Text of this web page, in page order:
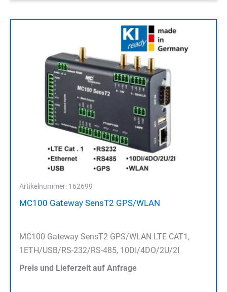
Artikelnummer: 162699
MC100 Gateway SensT2 GPS/WLAN
MC100 Gateway SensT2 GPS/WLAN LTE CAT1,
1ETH/USB/RS-232/RS-485, 10DI/4DO/2U/2I
Preis und Lieferzeit auf Anfrage